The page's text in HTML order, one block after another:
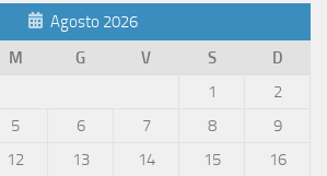
Agosto 2026
M G V S
D
1
2
5 6 7 8
9
12 13 14 15
16